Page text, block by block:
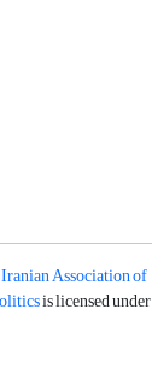
Iranian Association of
is licensed under